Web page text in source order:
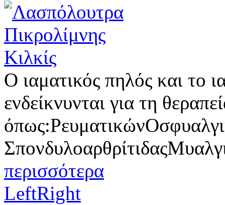
Ο ιαματικός πηλός και το
ενδείκνυνται για τη
περισσότερα
LeftRight